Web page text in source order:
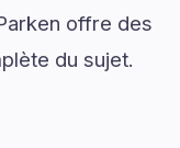
offre des
du sujet.